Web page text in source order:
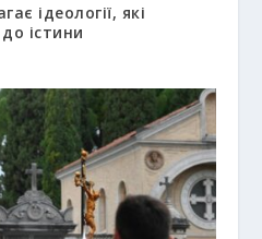
ідеології, які
істини